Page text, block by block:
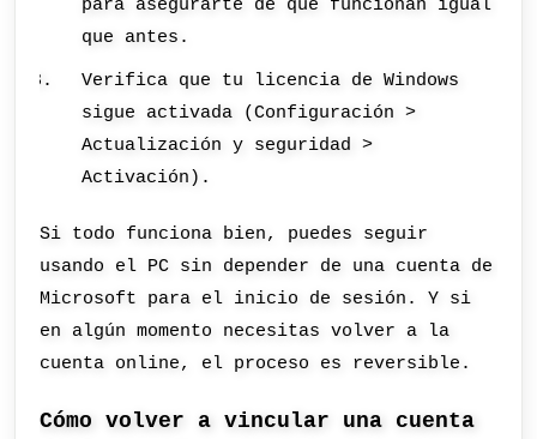
que antes.
Verifica que tu licencia de Windows
sigue activada (Configuración >
Actualización y seguridad >
Activación).
Si todo funciona bien, puedes seguir
usando el PC sin depender de una cuenta de
Microsoft para el inicio de sesión. Y si
en algún momento necesitas volver a la
cuenta online, el proceso es reversible.
Cómo volver a vincular una cuenta